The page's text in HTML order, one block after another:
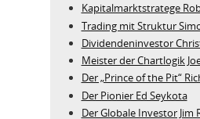
Kapitalmarktstratege
Trading mit Struktur
Dividendeninvestor
Meister der Chartlogik
Der „Prince of the Pit“
Der Pionier Ed Seykota
Der Globale Investor Jim